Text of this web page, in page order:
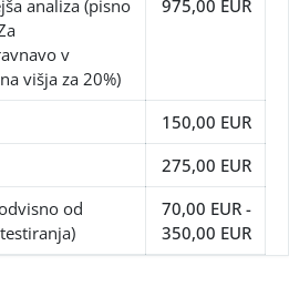
analiza (pisno
v
višja za 20%)
975,00 EUR
150,00 EUR
275,00 EUR
od
70,00 EUR -
350,00 EUR